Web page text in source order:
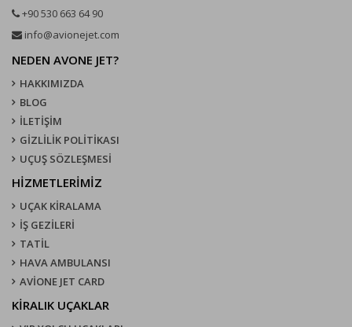
+90 530 663 64 90
info@avionejet.com
NEDEN AVONE JET?
HAKKIMIZDA
BLOG
İLETİŞİM
GİZLİLİK POLİTİKASI
UÇUŞ SÖZLEŞMESI
HİZMETLERİMİZ
UÇAK KIRALAMA
İŞ GEZİLERİ
TATİL
HAVA AMBULANSI
AVİONE JET CARD
KIRALIK UÇAKLAR